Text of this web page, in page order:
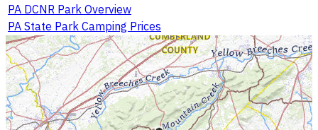
PA DCNR Park Overview
PA State Park Camping Prices